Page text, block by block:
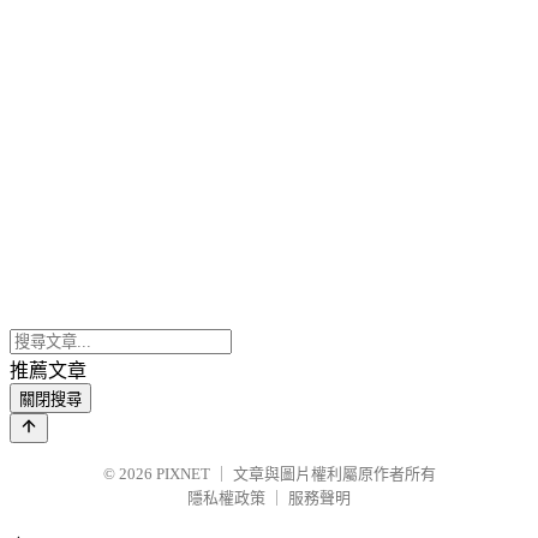
推薦文章
關閉搜尋
© 2026 PIXNET
文章與圖片權利屬原作者所有
隱私權政策
服務聲明